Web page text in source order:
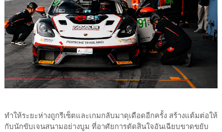
ทำให้ระยะห่างถูกรีเซ็ตและเกมกลับมาดุเดือดอีกครั้ง​ สร้างแต้มต่อให้
กับนักขับเจนสนาม​อย่างบูม​ ที่อาศัยการตัดสินใจอันเฉียบขาดขยับ